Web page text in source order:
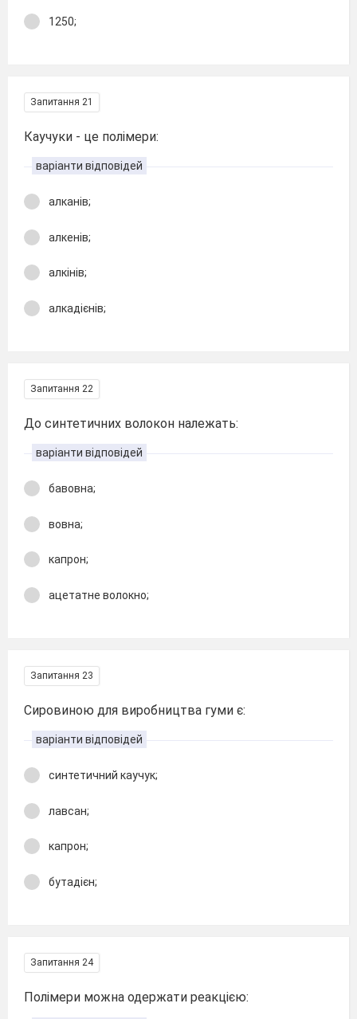
1250;
Запитання 21
Каучуки - це полімери:
варіанти відповідей
алканів;
алкенів;
алкінів;
алкадієнів;
Запитання 22
До синтетичних волокон належать:
варіанти відповідей
бавовна;
вовна;
капрон;
ацетатне волокно;
Запитання 23
Сировиною для виробництва гуми є:
варіанти відповідей
синтетичний каучук;
лавсан;
капрон;
бутадієн;
Запитання 24
Полімери можна одержати реакцією: